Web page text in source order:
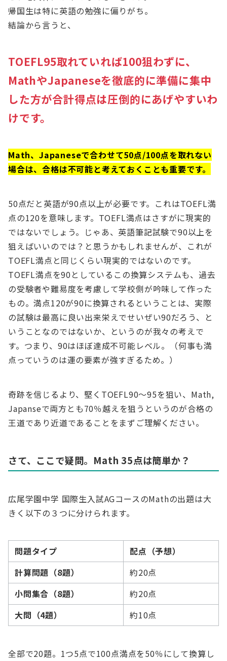
帰国生は特に英語の勉強に偏りがち。
結論から言うと、
TOEFL95取れていれば100狙わずに、
MathやJapaneseを徹底的に準備に集中
した方が合計得点は圧倒的にあげやすいわ
けです。
Math、Japaneseで合わせて50点/100点を取れない
場合は、合格は不可能と考えておくことも重要です。
50点だと英語が90点以上が必要です。これはTOEFL満
点の120を意味します。TOEFL満点はさすがに現実的
ではないでしょう。じゃあ、英語筆記試験で90以上を
狙えばいいのでは？と思うかもしれませんが、これが
TOEFL満点と同じくらい現実的ではないのです。
TOEFL満点を90としているこの換算システムも、過去
の受験者や難易度を考慮して学校側が吟味して作った
もの。満点120が90に換算されるということは、実際
の試験は最高に良い出来栄えでせいぜい90だろう、と
いうことなのではないか、というのが我々の考えで
す。つまり、90はほぼ達成不可能レベル。（何事も満
点っていうのは運の要素が強すぎるため。）
奇跡を信じるより、堅くTOEFL90～95を狙い、Math,
Japanseで両方とも70％越えを狙うというのが合格の
王道であり近道であることをまずご理解ください。
さて、ここで疑問。Math 35点は簡単か？
広尾学園中学 国際生入試AGコースのMathの出題は大
きく以下の３つに分けられます。
問題タイプ
配点（予想）
計算問題（8題）
約20点
小問集合（8題）
約20点
大問（4題）
約10点
全部で20題。1つ5点で100点満点を50％にして換算し